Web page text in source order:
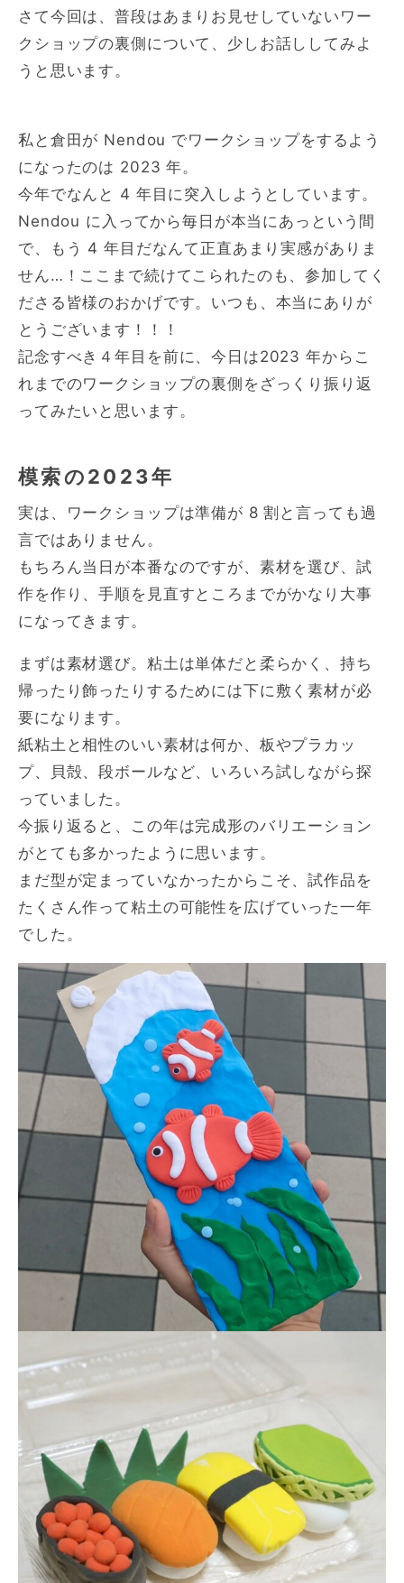
さて今回は、普段はあまりお見せしていないワー
クショップの裏側について、少しお話ししてみよ
うと思います。
私と倉田が Nendou でワークショップをするよう
になったのは 2023 年。
今年でなんと 4 年目に突入しようとしています。
Nendou に入ってから毎日が本当にあっという間
で、もう 4 年目だなんて正直あまり実感がありま
せん…！ここまで続けてこられたのも、参加してく
ださる皆様のおかげです。いつも、本当にありが
とうございます！！！
記念すべき４年目を前に、今日は2023 年からこ
れまでのワークショップの裏側をざっくり振り返
ってみたいと思います。
模索の2023年
実は、ワークショップは準備が 8 割と言っても過
言ではありません。
もちろん当日が本番なのですが、素材を選び、試
作を作り、手順を見直すところまでがかなり大事
になってきます。
まずは素材選び。粘土は単体だと柔らかく、持ち
帰ったり飾ったりするためには下に敷く素材が必
要になります。
紙粘土と相性のいい素材は何か、板やプラカッ
プ、貝殻、段ボールなど、いろいろ試しながら探
っていました。
今振り返ると、この年は完成形のバリエーション
がとても多かったように思います。
まだ型が定まっていなかったからこそ、試作品を
たくさん作って粘土の可能性を広げていった一年
でした。